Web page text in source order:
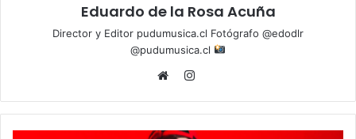
Eduardo de la Rosa Acuña
Director y Editor pudumusica.cl Fotógrafo @edodlr
@pudumusica.cl
Instagram